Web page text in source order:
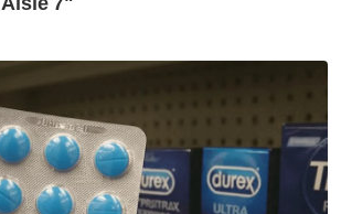
semua anggota agensi
bertungkus-lumus
menumpaskan jenayah
menyeru kerjasama dan
untuk turut serta dalam